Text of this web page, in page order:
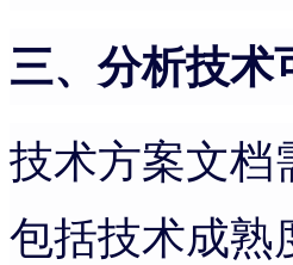
三、分析技术
技术方案文档
包括技术成熟